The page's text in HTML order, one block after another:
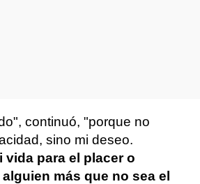
continuó, "porque no
sino mi deseo.
vida para el placer o
más que no sea el